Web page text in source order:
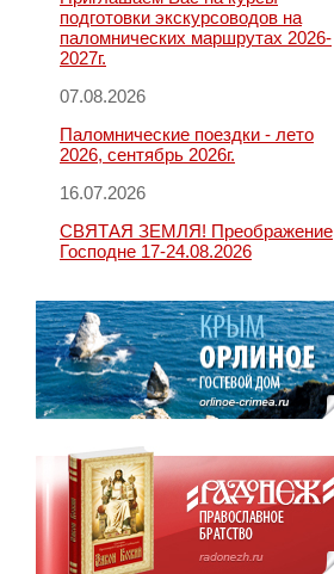
подготовки экскурсоводов на
паломнических маршрутах 2026-
2027г.
07.08.2026
Паломнические поездки - лето
2026, сентябрь 2026г.
16.07.2026
СВЯТАЯ ЗЕМЛЯ! Преображение
Господне 17-24.08.2026